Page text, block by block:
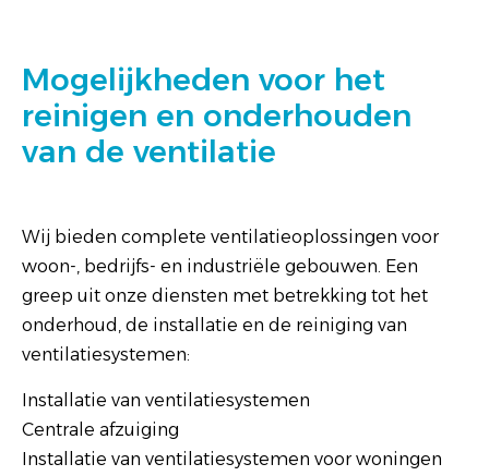
Mogelijkheden voor het
reinigen en onderhouden
van de ventilatie
Wij bieden complete ventilatieoplossingen voor
woon-, bedrijfs- en industriële gebouwen. Een
greep uit onze diensten met betrekking tot het
onderhoud, de installatie en de reiniging van
ventilatiesystemen:
Installatie van ventilatiesystemen
Centrale afzuiging
Installatie van ventilatiesystemen voor woningen